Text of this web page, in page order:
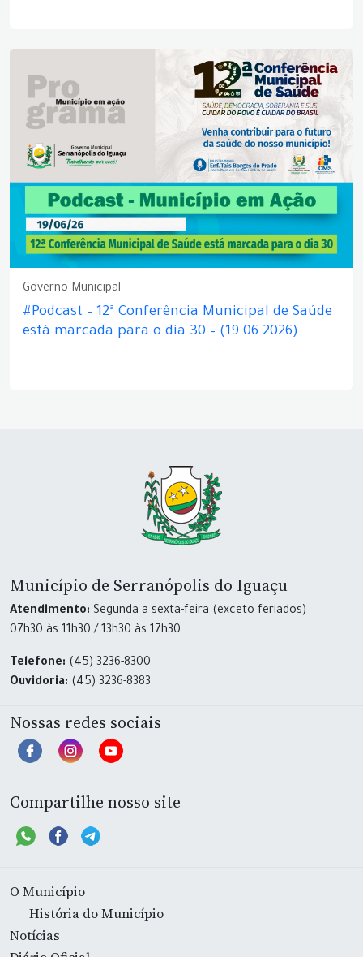
Governo Municipal
#Podcast – 12ª Conferência Municipal de Saúde
está marcada para o dia 30 – (19.06.2026)
Município de Serranópolis do Iguaçu
Atendimento: Segunda a sexta-feira (exceto feriados)
07h30 às 11h30 / 13h30 às 17h30
Telefone: (45) 3236-8300
Ouvidoria: (45) 3236-8383
Nossas redes sociais
Compartilhe nosso site
O Município
História do Município
Notícias